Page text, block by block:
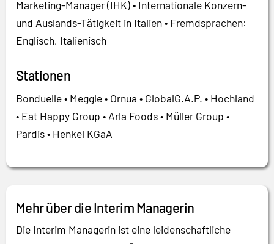
Marketing-Manager (IHK) • Internationale Konzern-
und Auslands-Tätigkeit in Italien • Fremdsprachen:
Englisch, Italienisch
Stationen
Bonduelle • Meggle • Ornua • GlobalG.A.P. • Hochland
• Eat Happy Group • Arla Foods • Müller Group •
Pardis • Henkel KGaA
Mehr über die Interim Managerin
Die Interim Managerin ist eine leidenschaftliche